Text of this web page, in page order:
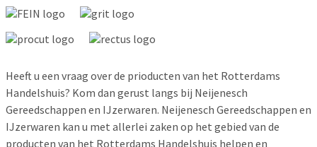
Heeft u een vraag over de prioducten van het Rotterdams
Handelshuis? Kom dan gerust langs bij Neijenesch
Gereedschappen en IJzerwaren. Neijenesch Gereedschappen en
IJzerwaren kan u met allerlei zaken op het gebied van de
producten van het Rotterdams Handelshuis helpen en